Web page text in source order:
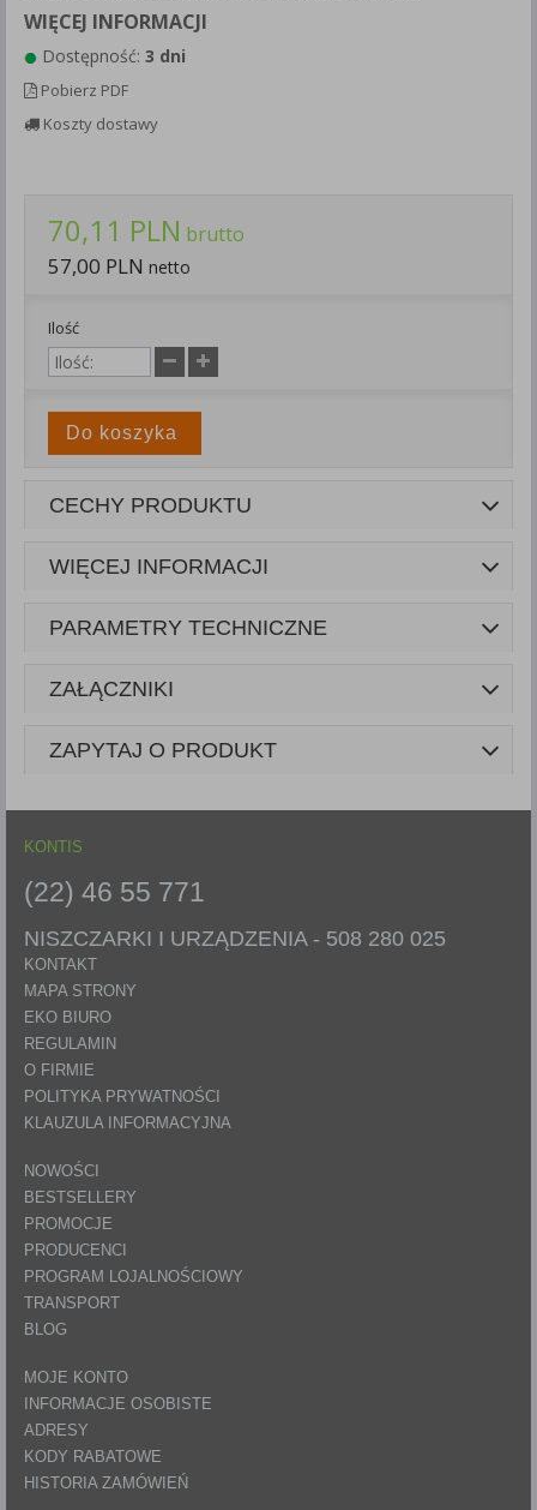
WIĘCEJ INFORMACJI
Dostępność: 3 dni
Pobierz PDF
Koszty dostawy
70,11 PLN brutto
57,00 PLN netto
Ilość
Do koszyka
CECHY PRODUKTU
WIĘCEJ INFORMACJI
PARAMETRY TECHNICZNE
ZAŁĄCZNIKI
ZAPYTAJ O PRODUKT
KONTIS
(22) 46 55 771
NISZCZARKI I URZĄDZENIA - 508 280 025
KONTAKT
MAPA STRONY
EKO BIURO
REGULAMIN
O FIRMIE
POLITYKA PRYWATNOŚCI
KLAUZULA INFORMACYJNA
NOWOŚCI
BESTSELLERY
PROMOCJE
PRODUCENCI
PROGRAM LOJALNOŚCIOWY
TRANSPORT
BLOG
MOJE KONTO
INFORMACJE OSOBISTE
ADRESY
KODY RABATOWE
HISTORIA ZAMÓWIEŃ